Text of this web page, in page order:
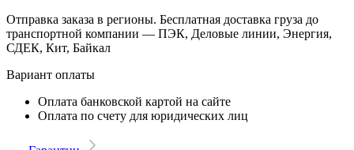
Отправка заказа в регионы. Бесплатная доставка груза до
транспортной компании — ПЭК, Деловые линии, Энергия,
СДЕК, Кит, Байкал
Вариант оплаты
Оплата банковской картой на сайте
Оплата по счету для юридических лиц